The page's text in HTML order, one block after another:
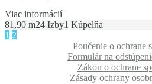
Viac informácií
81,90 m24 Izby1 Kúpelňa
1 2
Poučenie o ochrane
Formulár na
Zákon o ochrane
Zásady ochrany